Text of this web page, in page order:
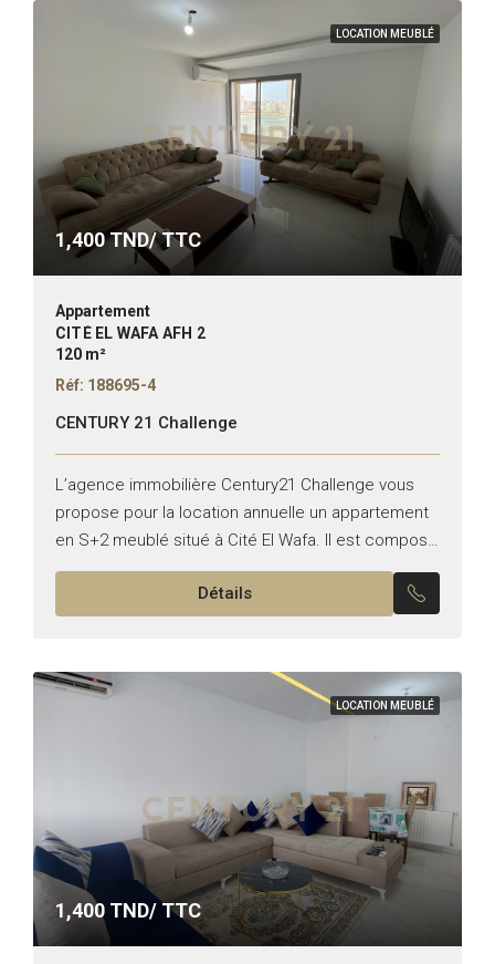
LOCATION MEUBLÉ
1,400TND/ TTC
Appartement
CITÉ EL WAFA AFH 2
120 m²
Réf: 188695-4
CENTURY 21 Challenge
L’agence immobilière Century21 Challenge vous
propose pour la location annuelle un appartement
en S+2 meublé situé à Cité El Wafa. Il est composé
comme suit: -Un salon spacieux avec Balcon. -Une
Détails
LOCATION MEUBLÉ
1,400 TND/ TTC